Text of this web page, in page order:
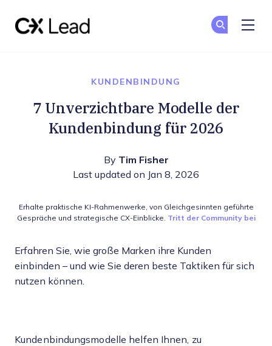
KUNDENBINDUNG
7 Unverzichtbare Modelle der
Kundenbindung für 2026
By Tim Fisher
Last updated on Jan 8, 2026
Erhalte praktische KI-Rahmenwerke, von Gleichgesinnten geführte
Gespräche und strategische CX-Einblicke. Tritt der Community bei
Erfahren Sie, wie große Marken ihre Kunden
einbinden – und wie Sie deren beste Taktiken für sich
nutzen können.
Kundenbindungsmodelle helfen Ihnen, zu